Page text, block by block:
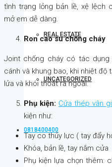
REAL ESTATE
UNCATEGORIZED
0818400400
tình trạng lỏng bản lề, xệ lệch
mở em dễ dàng.
Ron cao su chống cháy
Joint chống cháy có tác
cánh và khung bao, khi nhiệt
lửa và khói thoát ra ngoài.
Phụ kiện: Cửa thép vân
kiện như:
Tay co thủy lực ( tay đẩy
Khóa, bản lề, tay nắm cửa
Phụ kiện lựa chọn thêm: